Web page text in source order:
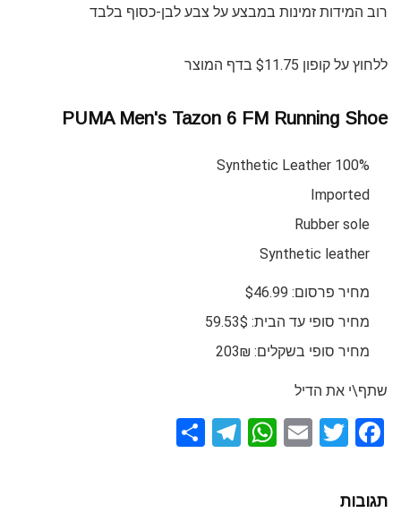
רוב המידות זמינות במבצע על צבע לבן-כסוף בלבד
ללחוץ על קופון $11.75 בדף המוצר
PUMA Men's Tazon 6 FM Running Shoe
100% Synthetic Leather
Imported
Rubber sole
Synthetic leather
מחיר פרסום: $46.99
מחיר סופי עד הבית: 59.53$
מחיר סופי בשקלים: 203₪
שתף\י את הדיל
F
ce
b
T
E
W
T
תגובות